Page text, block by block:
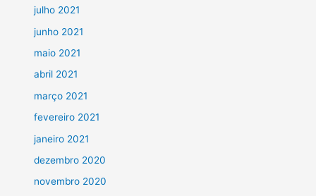
julho 2021
junho 2021
maio 2021
abril 2021
março 2021
fevereiro 2021
janeiro 2021
dezembro 2020
novembro 2020